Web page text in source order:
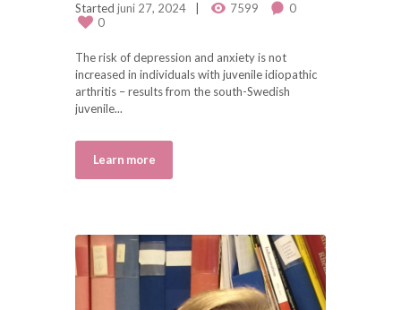
Started juni 27, 2024 7599
0
0
The risk of depression and anxiety is not
increased in individuals with juvenile idiopathic
arthritis – results from the south-Swedish
juvenile...
Learn more